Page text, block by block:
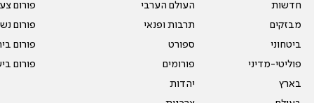
חדשות
מבזקים
ביטחוני
פוליטי-מדיני
בארץ
העולם הערבי
תרבות ופנאי
ספורט
פורומים
יהדות
פורום
פורום
פורום
פורום